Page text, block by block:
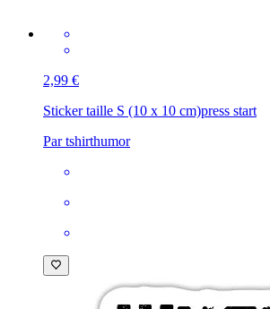
2,99 €
Sticker taille S (10 x 10 cm)press start
Par tshirthumor